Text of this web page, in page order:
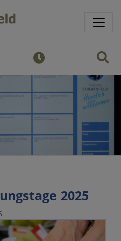
Öffnungszeiten
2025